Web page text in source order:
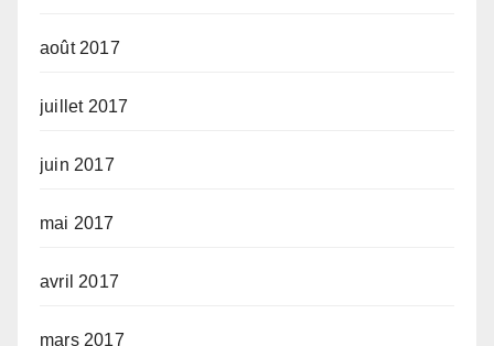
août 2017
juillet 2017
juin 2017
mai 2017
avril 2017
mars 2017